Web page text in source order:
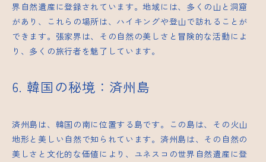
界自然遺産に登録されています。地域には、多くの山と洞窟
があり、これらの場所は、ハイキングや登山で訪れることが
できます。張家界は、その自然の美しさと冒険的な活動によ
り、多くの旅行者を魅了しています。
6. 韓国の秘境：済州島
済州島は、韓国の南に位置する島です。この島は、その火山
地形と美しい自然で知られています。済州島は、その自然の
美しさと文化的な価値により、ユネスコの世界自然遺産に登